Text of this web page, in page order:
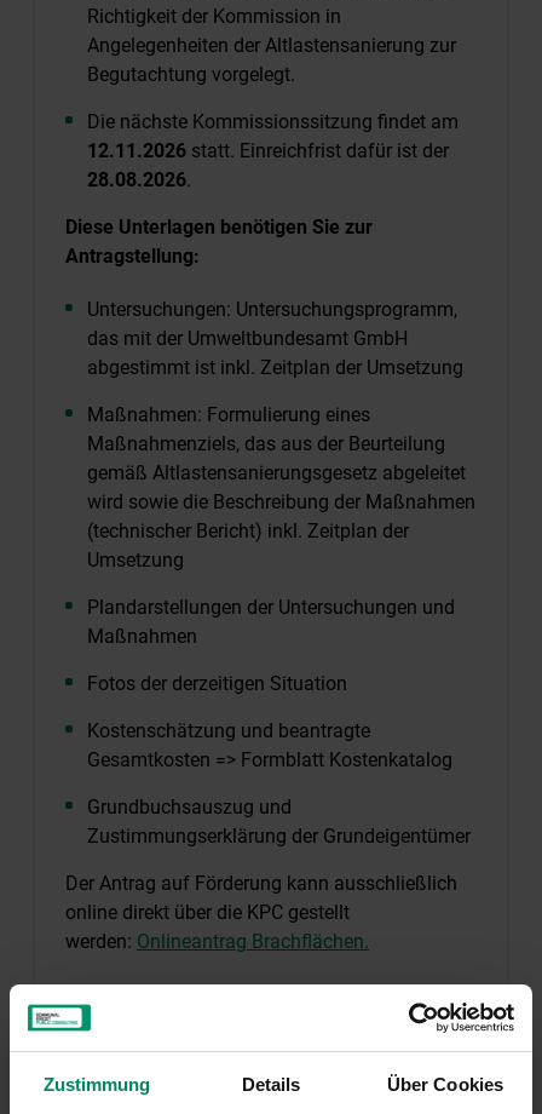
Zustimmung Details Über Cookies
Richtigkeit der Kommission in
Angelegenheiten der Altlastensanierung zur
Begutachtung vorgelegt.
Die nächste Kommissionssitzung findet am
12.11.2026 statt. Einreichfrist dafür ist der
28.08.2026.
Diese Unterlagen benötigen Sie zur
Antragstellung:
Untersuchungen: Untersuchungsprogramm,
das mit der Umweltbundesamt GmbH
abgestimmt ist inkl. Zeitplan der Umsetzung
Maßnahmen: Formulierung eines
Maßnahmenziels, das aus der Beurteilung
gemäß Altlastensanierungsgesetz abgeleitet
wird sowie die Beschreibung der Maßnahmen
(technischer Bericht) inkl. Zeitplan der
Umsetzung
Plandarstellungen der Untersuchungen und
Maßnahmen
Fotos der derzeitigen Situation
Kostenschätzung und beantragte
Gesamtkosten => Formblatt Kostenkatalog
Grundbuchsauszug und
Zustimmungserklärung der Grundeigentümer
Der Antrag auf Förderung kann ausschließlich
online direkt über die KPC gestellt
werden: Onlineantrag Brachflächen.
Weitere Informationen zur Antragstellung
Informationsblatt zur Antragstellung